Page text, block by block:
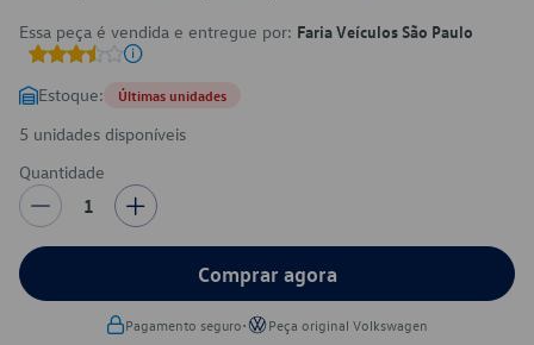
Essa peça é vendida e entregue por: Faria Veículos São Paulo
Estoque: Últimas unidades
5 unidades disponíveis
Quantidade
1
Comprar agora
Pagamento seguro• Peça original Volkswagen